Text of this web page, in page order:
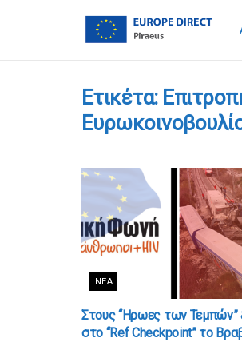
Ετικέτα:
ΝΈΑ
Στους “Ηρωες των Τεμπών”
στο “Ref Checkpoint” το